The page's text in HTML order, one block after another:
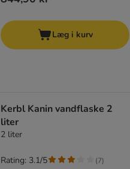
Læg i kurv
Kerbl Kanin vandflaske 2
liter
2 liter
Rating: 3.1/5 (7)